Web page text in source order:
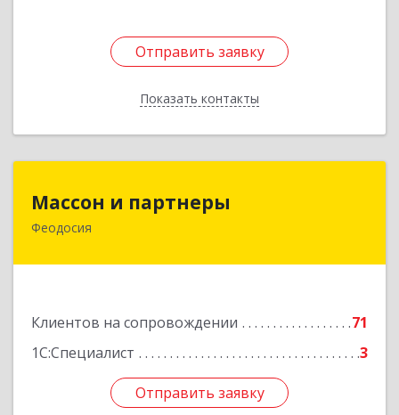
Отправить заявку
Показать контакты
Отправить заявку
Назад
Массон и партнеры
Феодосия
Клиентов на сопровождении
71
1С:Специалист
3
Отправить заявку
298112, Крым Респ, Феодосия г, Крымская ул,
Отправить заявку